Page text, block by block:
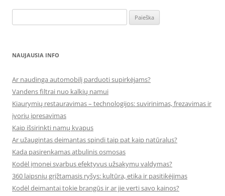
NAUJAUSIA INFO
Ar naudinga automobilį parduoti supirkėjams?
Vandens filtrai nuo kalkių namui
Kiaurymių restauravimas – technologijos: suvirinimas, frezavimas ir
įvorių įpresavimas
Kaip išsirinkti namų kvapus
Ar užaugintas deimantas spindi taip pat kaip natūralus?
Kada pasirenkamas atbulinis osmosas
Kodėl įmonei svarbus efektyvus užsakymų valdymas?
360 laipsnių grįžtamasis ryšys: kultūra, etika ir pasitikėjimas
Kodėl deimantai tokie brangūs ir ar jie verti savo kainos?